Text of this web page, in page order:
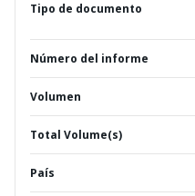
Tipo de documento
Número del informe
Volumen
Total Volume(s)
País